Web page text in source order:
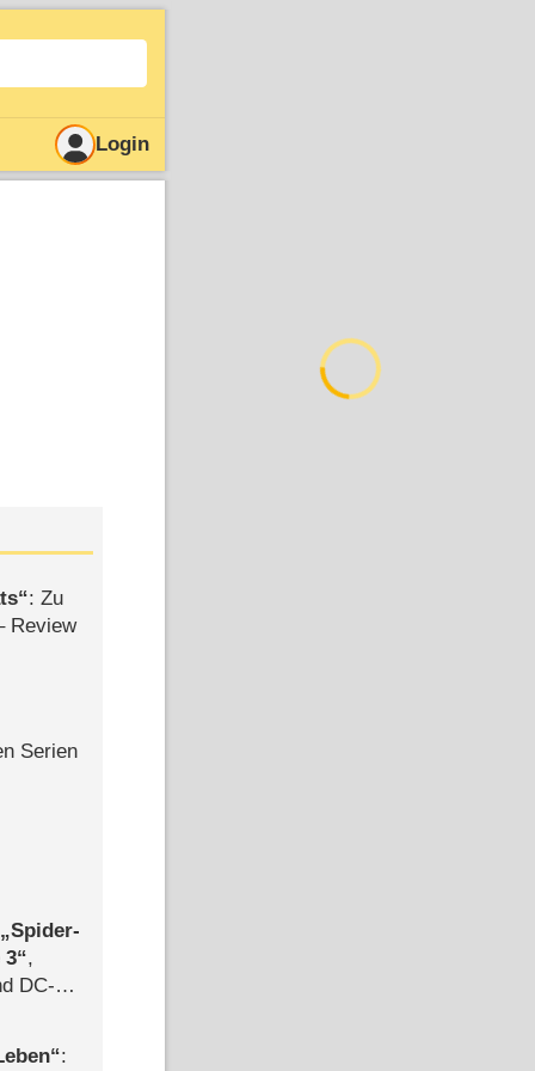
Login
: Zu
Review
Serien
Spider-
3 ,
DC-
: